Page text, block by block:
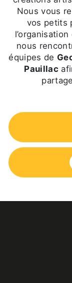
Nous vous
vos petits
nous
équipes de
Pauillac